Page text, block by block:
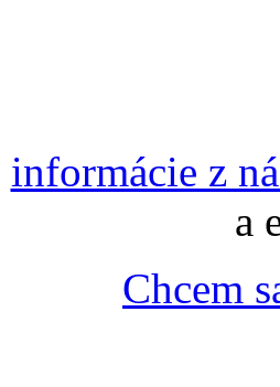
informácie z
a
Chcem